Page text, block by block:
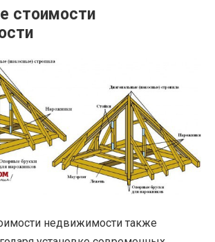
стоимости
недвижимости также